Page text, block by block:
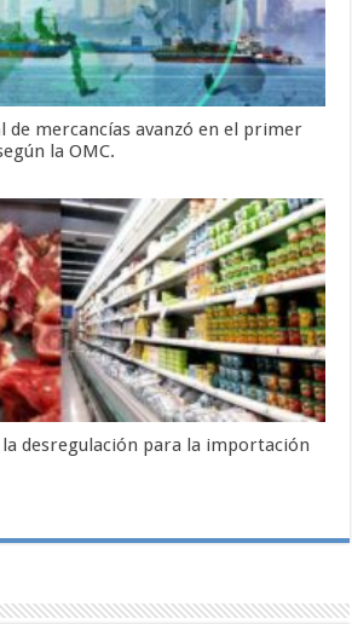
de mercancías avanzó en el primer
la OMC.
desregulación para la importación